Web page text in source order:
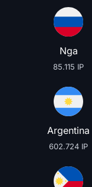
Nga
85.115 IP
Argentina
602.724 IP